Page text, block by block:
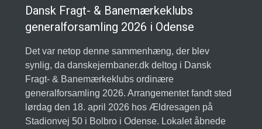
Dansk Fragt- & Banemærkeklubs
generalforsamling 2026 i Odense
Det var netop denne sammenhæng, der blev
synlig, da danskejernbaner.dk deltog i Dansk
Fragt- & Banemærkeklubs ordinære
generalforsamling 2026. Arrangementet fandt sted
lørdag den 18. april 2026 hos Ældresagen på
Stadionvej 50 i Bolbro i Odense. Lokalet åbnede